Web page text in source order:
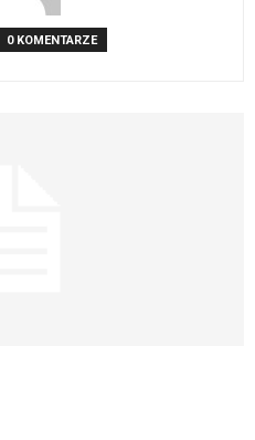
0 KOMENTARZE